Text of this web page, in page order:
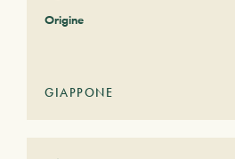
Origine
GIAPPONE